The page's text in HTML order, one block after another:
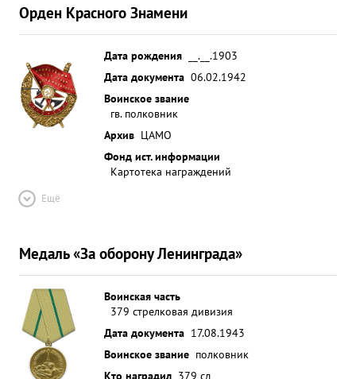
Орден Красного Знамени
Дата рождения
__.__.1903
Дата документа 06.02.1942
Воинское звание
гв. полковник
Архив ЦАМО
Фонд ист. информации
Картотека награждений
Ещё
Медаль «За оборону Ленинграда»
Воинская часть
379 стрелковая дивизия
Дата документа 17.08.1943
Воинское звание полковник
Кто наградил 379 сд